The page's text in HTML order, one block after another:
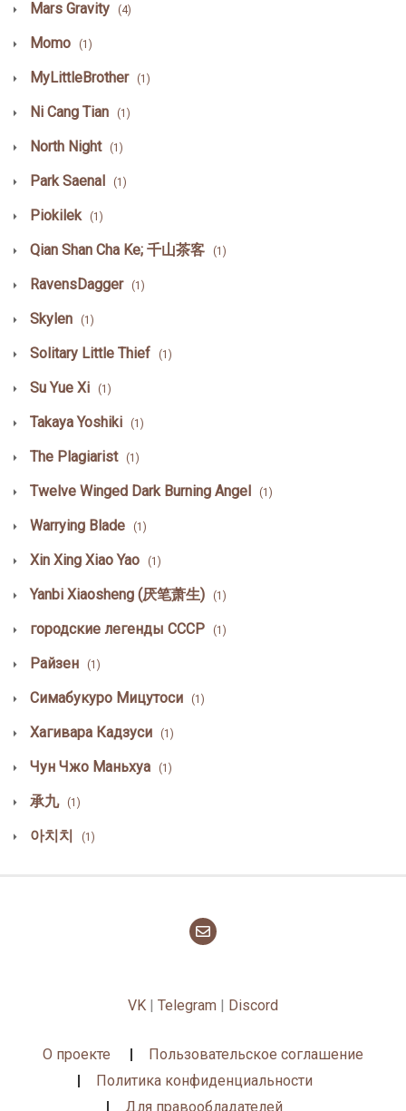
Mars Gravity (4)
Momo (1)
MyLittleBrother (1)
Ni Cang Tian (1)
North Night (1)
Park Saenal (1)
Piokilek (1)
Qian Shan Cha Ke; 千山茶客 (1)
RavensDagger (1)
Skylen (1)
Solitary Little Thief (1)
Su Yue Xi (1)
Takaya Yoshiki (1)
The Plagiarist (1)
Twelve Winged Dark Burning Angel (1)
Warrying Blade (1)
Xin Xing Xiao Yao (1)
Yanbi Xiaosheng (厌笔萧生) (1)
городские легенды СССР (1)
Райзен (1)
Симабукуро Мицутоси (1)
Хагивара Кадзуси (1)
Чун Чжо Маньхуа (1)
承九 (1)
아치치 (1)
VK Telegram Discord
О проекте
Пользовательское соглашение
Политика конфиденциальности
Для правообладателей